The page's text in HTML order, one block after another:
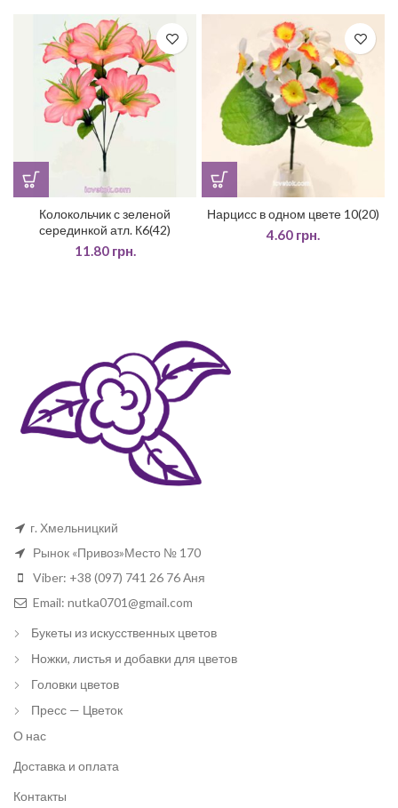
Колокольчик с зеленой
серединкой атл. К6(42)
11.80 грн.
Нарцисс в одном цвете 10(20)
4.60 грн.
г. Хмельницкий
Рынок «Привоз»Место № 170
Viber: +38 (097) 741 26 76 Аня
Email: nutka0701@gmail.com
Букеты из искусственных цветов
Ножки, листья и добавки для цветов
Головки цветов
Пресс — Цветок
О нас
Доставка и оплата
Контакты